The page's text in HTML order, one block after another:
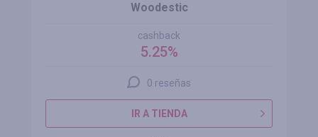
Woodestic
cashback
5.25%
0 reseñas
IR A TIENDA